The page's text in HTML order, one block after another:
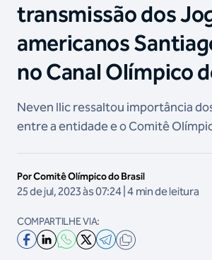
transmissão dos
americanos
no Canal Olímpico
Neven Ilic ressaltou importância
entre a entidade e o Comitê
Por Comitê Olímpico do Brasil
25 de jul, 2023 às 07:24 | 4 min de leitura
COMPARTILHE VIA: